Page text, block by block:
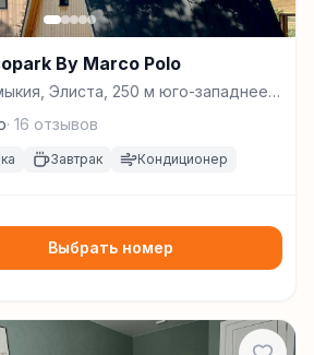
отдыха Ecopark By Marco Polo
Элиста, 250 м юго-западнее
· 16 отзывов
Завтрак Кондиционер
Выбрать номер